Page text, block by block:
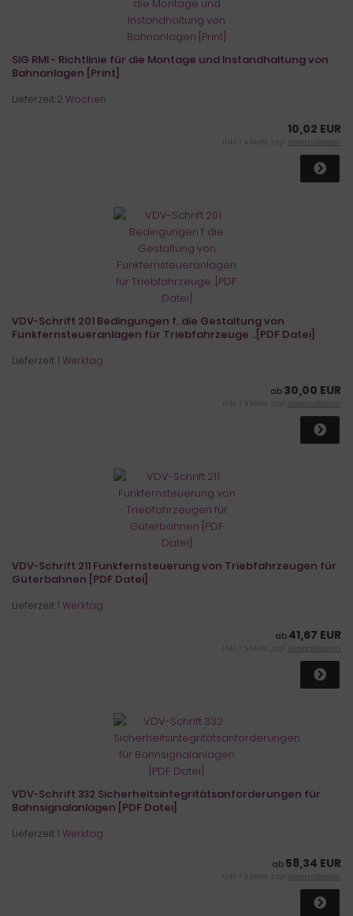
SIG RMI - Richtlinie für die Montage und Instandhaltung von
Bahnanlagen [Print]
Lieferzeit:2 Wochen
10,02 EUR
inkl. 7 % MwSt. zzgl. Versandkosten
VDV-Schrift 201 Bedingungen f. die Gestaltung von
Funkfernsteueranlagen für Triebfahrzeuge ..[PDF Datei]
Lieferzeit:1 Werktag
ab 30,00 EUR
inkl. 7 % MwSt. zzgl. Versandkosten
VDV-Schrift 211 Funkfernsteuerung von Triebfahrzeugen für
Güterbahnen [PDF Datei]
Lieferzeit:1 Werktag
ab 41,67 EUR
inkl. 7 % MwSt. zzgl. Versandkosten
VDV-Schrift 332 Sicherheitsintegritätsanforderungen für
Bahnsignalanlagen [PDF Datei]
Lieferzeit:1 Werktag
ab 58,34 EUR
inkl. 7 % MwSt. zzgl. Versandkosten